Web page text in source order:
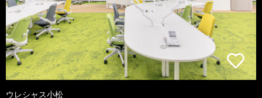
ウレシャス小松